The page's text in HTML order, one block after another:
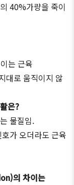
40%가량을 죽이
는 근육
대로 움직이지 않
은?
물질임.
가 오더라도 근육
의 차이는